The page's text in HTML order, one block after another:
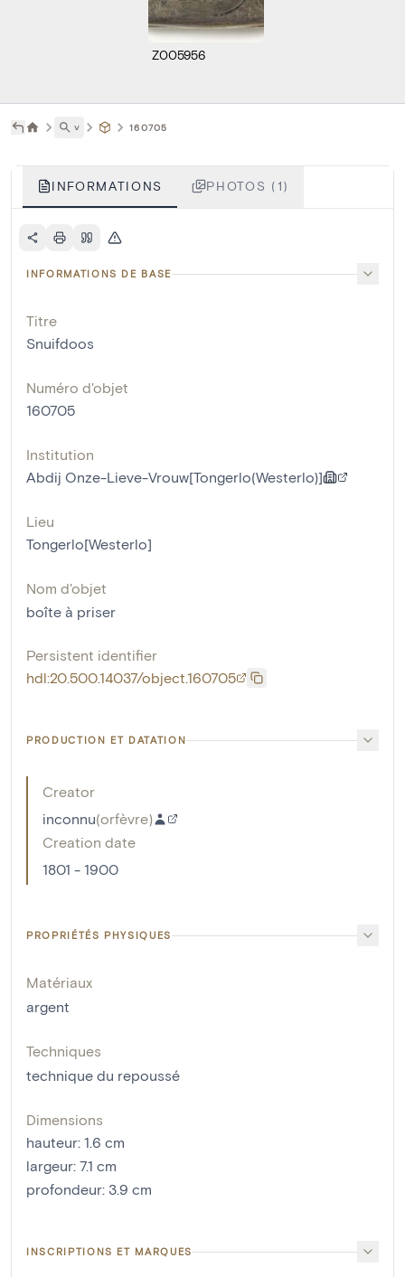
Z005956
˅ 160705
INFORMATIONS PHOTOS (1)
INFORMATIONS DE BASE
Titre
Snuifdoos
Numéro d'objet
160705
Institution
Abdij Onze-Lieve-Vrouw[Tongerlo(Westerlo)]
Lieu
Tongerlo[Westerlo]
Nom d'objet
boîte à priser
Persistent identifier
hdl:20.500.14037/object.160705
PRODUCTION ET DATATION
Creator
inconnu(orfèvre)
Creation date
1801 - 1900
PROPRIÉTÉS PHYSIQUES
Matériaux
argent
Techniques
technique du repoussé
Dimensions
hauteur: 1.6 cm
largeur: 7.1 cm
profondeur: 3.9 cm
INSCRIPTIONS ET MARQUES